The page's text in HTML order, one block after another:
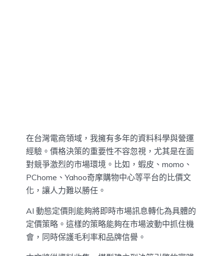
在台灣電商領域，我擁有多年的資料科學與營運
經驗。價格決策的重要性不容忽視，尤其是在面
對競爭激烈的市場環境。比如，蝦皮、momo、
PChome、Yahoo奇摩購物中心等平台的比價文
化，讓人力難以勝任。
AI 動態定價則能夠將即時市場訊息轉化為具體的
定價策略。這樣的策略能夠在市場波動中抓住機
會，同時保護毛利率和品牌信譽。